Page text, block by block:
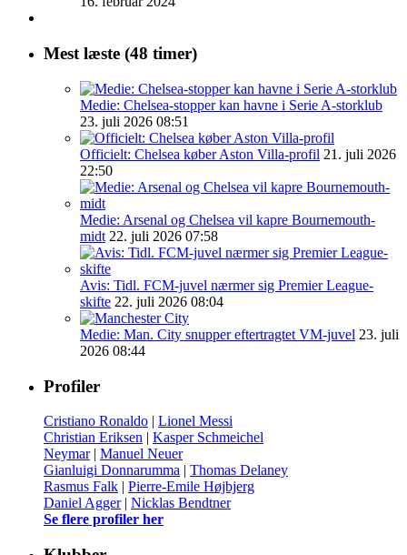
Mest læste (48 timer)
Medie: Chelsea-stopper kan havne i Serie A-storklub
23. juli 2026 08:51
Officielt: Chelsea køber Aston Villa-profil 21. juli 2026
22:50
Medie: Arsenal og Chelsea vil kapre Bournemouth-
midt 22. juli 2026 07:58
Avis: Tidl. FCM-juvel nærmer sig Premier League-
skifte 22. juli 2026 08:04
Medie: Man. City snupper eftertragtet VM-juvel 23. juli
2026 08:44
Profiler
Cristiano Ronaldo | Lionel Messi
Christian Eriksen | Kasper Schmeichel
Neymar| Manuel Neuer
Gianluigi Donnarumma | Thomas Delaney
Rasmus Falk | Pierre-Emile Højbjerg
Daniel Agger| Nicklas Bendtner
Se flere profiler her